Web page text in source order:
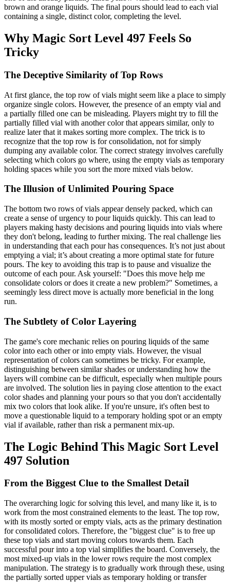
brown and orange liquids. The final pours should lead to each vial
containing a single, distinct color, completing the level.
Why Magic Sort Level 497 Feels So
Tricky
The Deceptive Similarity of Top Rows
At first glance, the top row of vials might seem like a place to simply
organize single colors. However, the presence of an empty vial and
a partially filled one can be misleading. Players might try to fill the
partially filled vial with another color that appears similar, only to
realize later that it makes sorting more complex. The trick is to
recognize that the top row is for consolidation, not for simply
dumping any available color. The correct strategy involves carefully
selecting which colors go where, using the empty vials as temporary
holding spaces while you sort the more mixed vials below.
The Illusion of Unlimited Pouring Space
The bottom two rows of vials appear densely packed, which can
create a sense of urgency to pour liquids quickly. This can lead to
players making hasty decisions and pouring liquids into vials where
they don't belong, leading to further mixing. The real challenge lies
in understanding that each pour has consequences. It’s not just about
emptying a vial; it’s about creating a more optimal state for future
pours. The key to avoiding this trap is to pause and visualize the
outcome of each pour. Ask yourself: "Does this move help me
consolidate colors or does it create a new problem?" Sometimes, a
seemingly less direct move is actually more beneficial in the long
run.
The Subtlety of Color Layering
The game's core mechanic relies on pouring liquids of the same
color into each other or into empty vials. However, the visual
representation of colors can sometimes be tricky. For example,
distinguishing between similar shades or understanding how the
layers will combine can be difficult, especially when multiple pours
are involved. The solution lies in paying close attention to the exact
color shades and planning your pours so that you don't accidentally
mix two colors that look alike. If you're unsure, it's often best to
move a questionable liquid to a temporary holding spot or an empty
vial if available, rather than risk a permanent mix-up.
The Logic Behind This Magic Sort Level
497 Solution
From the Biggest Clue to the Smallest Detail
The overarching logic for solving this level, and many like it, is to
work from the most constrained elements to the least. The top row,
with its mostly sorted or empty vials, acts as the primary destination
for consolidated colors. Therefore, the "biggest clue" is to free up
these top vials and start moving colors towards them. Each
successful pour into a top vial simplifies the board. Conversely, the
most mixed-up vials in the lower rows require the most complex
manipulation. The strategy is to gradually work through these, using
the partially sorted upper vials as temporary holding or transfer